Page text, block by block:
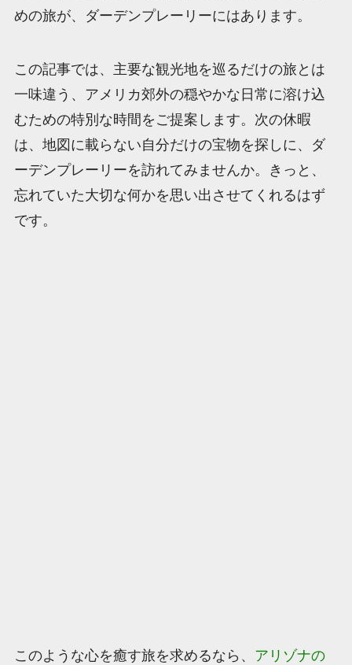
めの旅が、ダーデンプレーリーにはあります。
この記事では、主要な観光地を巡るだけの旅とは
一味違う、アメリカ郊外の穏やかな日常に溶け込
むための特別な時間をご提案します。次の休暇
は、地図に載らない自分だけの宝物を探しに、ダ
ーデンプレーリーを訪れてみませんか。きっと、
忘れていた大切な何かを思い出させてくれるはず
です。
このような心を癒す旅を求めるなら、 アリゾナの